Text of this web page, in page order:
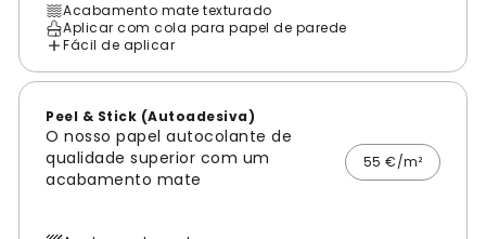
Acabamento mate texturado
Aplicar com cola para papel de parede
Fácil de aplicar
Peel & Stick (Autoadesiva)
O nosso papel autocolante de
qualidade superior com um
acabamento mate
55 €/m²